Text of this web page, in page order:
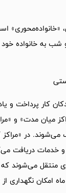
به خانواده
کار پرداخت و
میان مدت» و
می‌شوند. در
خدمات دریافت
امکان نگهداری